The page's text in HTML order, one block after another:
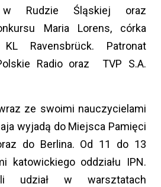
Rudzie Śląskiej oraz
Maria Lorens, córka
Ravensbrück. Patronat
Radio oraz TVP S.A.
ze swoimi nauczycielami
wyjadą do Miejsca Pamięci
do Berlina. Od 11 do 13
katowickiego oddziału IPN.
udział w warsztatach